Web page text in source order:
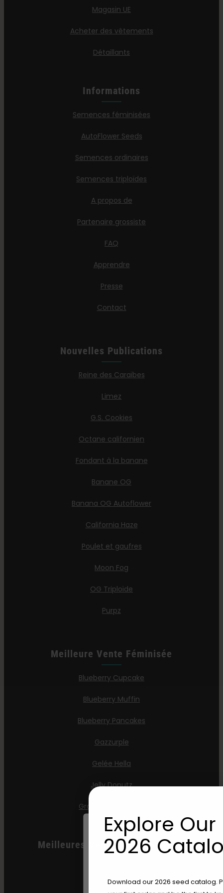
Magasin UE
Acheter des vêtements
Détaillants
Informations
Semences féminisées
AutoFlower Seeds
Semences ordinaires
Semences triploïdes
A propos de
Partenaire grossiste
FAQ
Apprendre
Presse
Contact
Nouvelles Publications
Reine des Caraïbes
Limez
G.S. Cookies
Octane californien
Fondant à la banane
Banane OG
Banana OG Autoflower
California Haze
Poulet et gaufres
Moon Fog
OG Triploïde
Purpz
Meilleure Vente Féminisée
Blueberry Cupcake
Blueberry Muffin
Blueberry Pancakes
Gazzurple
Gelée Hella
Jelly Donutz
Graines de Stoopid
Meilleures Ventes D'automobiles
Apple Blossom
Are You Aged 18 Or
Explore Our
2026
Download our 2026 seed catalog.